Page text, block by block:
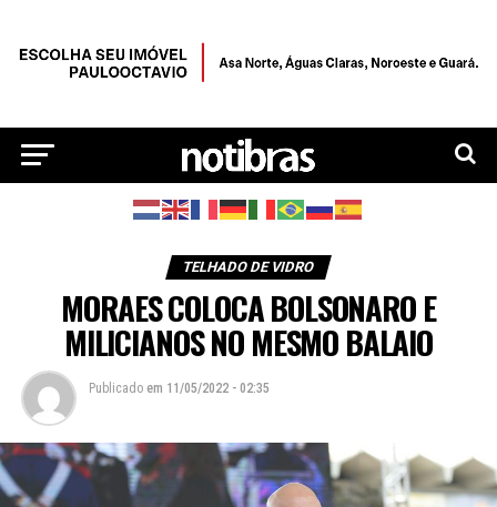
TELHADO DE VIDRO
MORAES COLOCA BOLSONARO E
MILICIANOS NO MESMO BALAIO
Publicado em 11/05/2022 - 02:35